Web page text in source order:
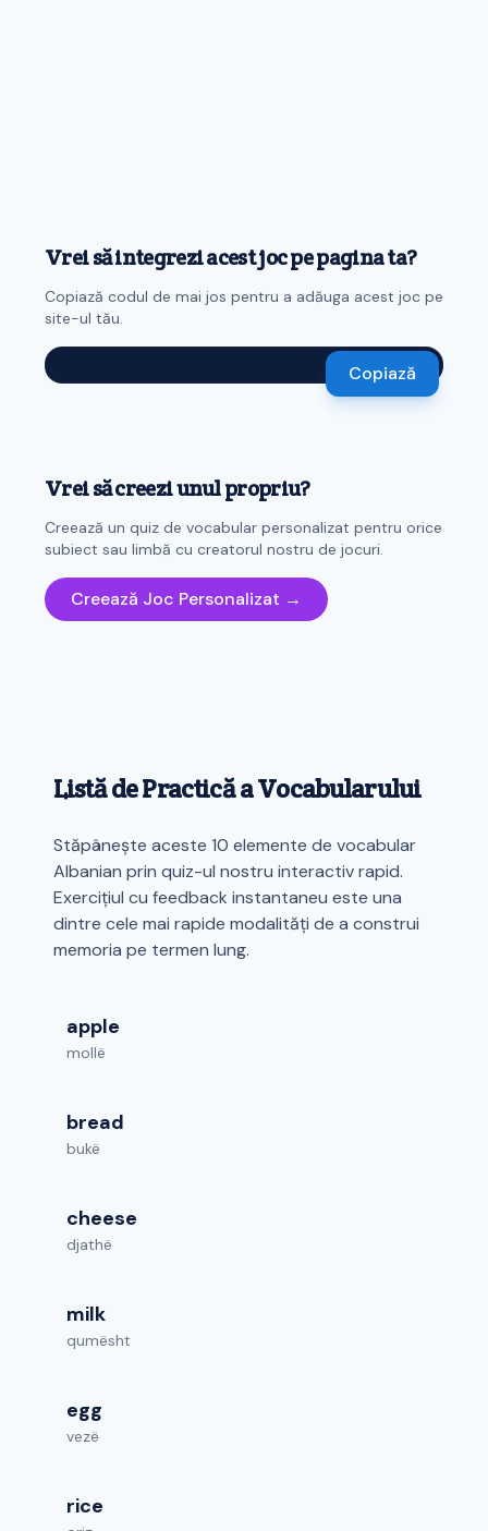
Vrei să integrezi acest joc pe pagina ta?
Copiază codul de mai jos pentru a adăuga acest joc pe
site-ul tău.
Copiază
Vrei să creezi unul propriu?
Creează un quiz de vocabular personalizat pentru orice
subiect sau limbă cu creatorul nostru de jocuri.
Creează Joc Personalizat →
Listă de Practică a Vocabularului
Stăpânește aceste 10 elemente de vocabular
Albanian prin quiz-ul nostru interactiv rapid.
Exercițiul cu feedback instantaneu este una
dintre cele mai rapide modalități de a construi
memoria pe termen lung.
apple
mollë
bread
bukë
cheese
djathë
milk
qumësht
egg
vezë
rice